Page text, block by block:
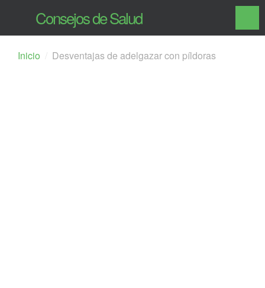
Consejos de Salud
Inicio Desventajas de adelgazar con píldoras